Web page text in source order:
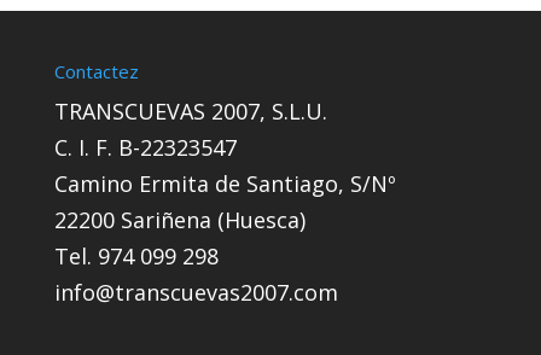
Contactez
TRANSCUEVAS 2007, S.L.U.
C. I. F. B-22323547
Camino Ermita de Santiago, S/Nº
22200 Sariñena (Huesca)
Tel. 974 099 298
info@transcuevas2007.com